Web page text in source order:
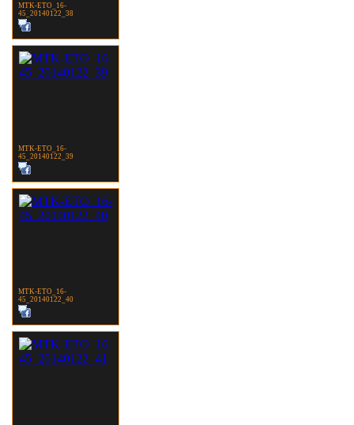
MTK-ETO_16-
45_20140122_38
MTK-ETO_16-
45_20140122_39
MTK-ETO_16-
45_20140122_40